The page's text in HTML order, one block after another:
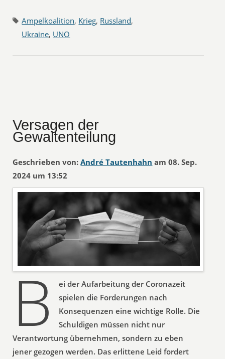
Ampelkoalition, Krieg, Russland,
Ukraine, UNO
Versagen der
Gewaltenteilung
Geschrieben von: André Tautenhahn am 08. Sep.
2024 um 13:52
B
ei der Aufarbeitung der Coronazeit
spielen die Forderungen nach
Konsequenzen eine wichtige Rolle. Die
Schuldigen müssen nicht nur
Verantwortung übernehmen, sondern zu eben
jener gezogen werden. Das erlittene Leid fordert